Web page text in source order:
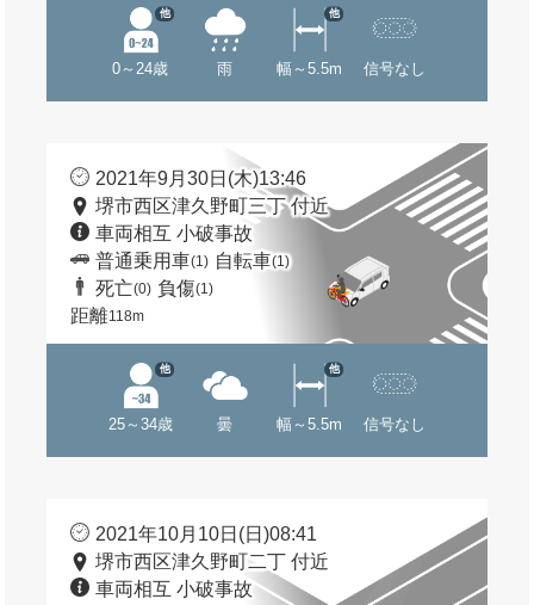
0～24歳
他
雨 幅～5.5m
他
信号なし
2021年9月30日(木)13:46
堺市西区津久野町三丁 付近
車両相互 小破事故
普通乗用車(1) 自転車(1)
死亡(0) 負傷(1)
距離118m
25～34歳
他
曇 幅～5.5m
他
信号なし
2021年10月10日(日)08:41
堺市西区津久野町二丁 付近
車両相互 小破事故